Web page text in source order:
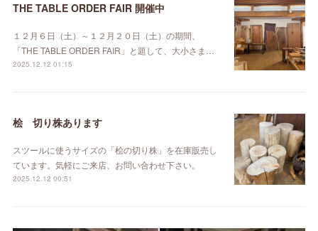
THE TABLE ORDER FAIR 開催中
１２月６日（土）～１２月２０日（土）の期間、
「THE TABLE ORDER FAIR」と題して、大小さま…
2025.12.12 01:15
桧 切り株あります
スツールに使うサイズの「桧の切り株」を在庫販売し
ています。気軽にご来店、お問い合わせ下さい。
2025.12.12 00:51